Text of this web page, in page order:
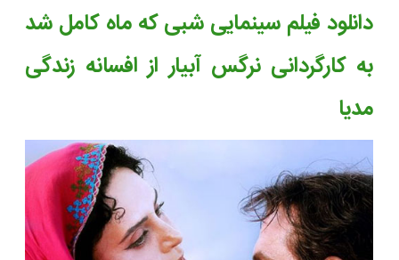
دانلود فیلم سینمایی شبی که ماه کامل شد
به کارگردانی نرگس آبیار از افسانه زندگی
مدیا